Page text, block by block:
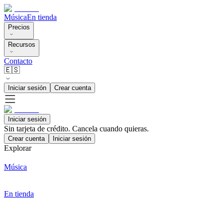
MúsicaEn tienda
Precios
Recursos
Contacto
🇪🇸
Iniciar sesión Crear cuenta
Iniciar sesión
Sin tarjeta de crédito. Cancela cuando quieras.
Crear cuenta Iniciar sesión
Explorar
Música
En tienda